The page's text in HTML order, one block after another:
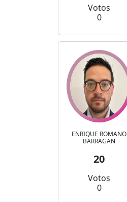
Votos
0
ENRIQUE ROMANO
BARRAGAN
20
Votos
0